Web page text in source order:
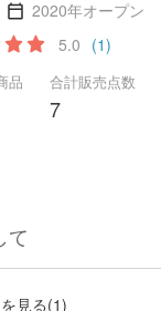
2020年オープン
5.0 (1)
品 合計販売点数
7
て
見る(1)